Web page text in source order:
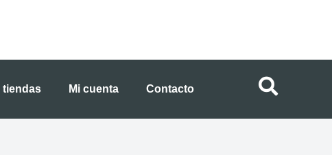
tiendas Mi cuenta Contacto